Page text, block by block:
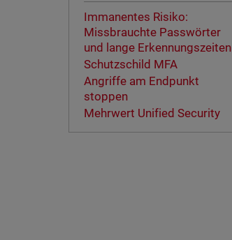
Immanentes Risiko:
Missbrauchte Passwörter
und lange Erkennungszeiten
Schutzschild MFA
Angriffe am Endpunkt
stoppen
Mehrwert Unified Security